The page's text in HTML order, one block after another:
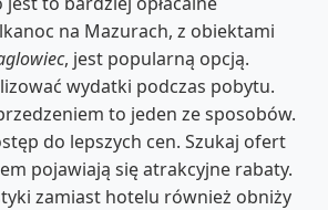
na Mazurach, z obiektami
, jest popularną opcją.
wydatki podczas pobytu.
to jeden ze sposobów.
do lepszych cen. Szukaj ofert
pojawiają się atrakcyjne rabaty.
zamiast hotelu również obniży